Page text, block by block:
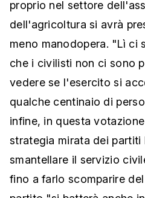
proprio nel settore
dell'agricoltura si avrà
meno manodopera. "Lì ci
che i civilisti non ci sono
vedere se l'esercito si
qualche centinaio di
infine, in questa
strategia mirata dei partiti
smantellare il servizio
fino a farlo scomparire